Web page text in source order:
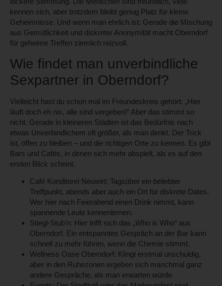
kennen sich, aber trotzdem bleibt genug Platz für kleine
Geheimnisse. Und wenn man ehrlich ist: Gerade die Mischung
aus Gemütlichkeit und diskreter Anonymität macht Oberndorf
für geheime Treffen ziemlich reizvoll.
Wie findet man unverbindliche
Sexpartner in Oberndorf?
Vielleicht hast du schon mal im Freundeskreis gehört: „Hier
läuft doch eh nix, alle sind vergeben!“ Aber das stimmt so
nicht. Gerade in kleineren Städten ist das Bedürfnis nach
etwas Unverbindlichem oft größer, als man denkt. Der Trick
ist, offen zu bleiben – und die richtigen Orte zu kennen. Es gibt
Bars und Cafés, in denen sich mehr abspielt, als es auf den
ersten Blick scheint.
Café Konditorei Neuwirt: Tagsüber ein beliebter
Treffpunkt, abends aber auch ein Ort für diskrete Dates.
Wer hier nach Feierabend einen Drink nimmt, kann
spannende Leute kennenlernen.
Stiegl-Stub’n: Hier trifft sich das „Who is Who“ aus
Oberndorf. Ein entspanntes Gespräch an der Bar kann
schnell zu mehr führen, wenn die Chemie stimmt.
Wellness Oase Oberndorf: Klingt erstmal unschuldig,
aber in den Ruhezonen ergeben sich manchmal ganz
andere Gespräche, als man erwarten würde.